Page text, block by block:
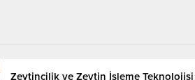
Zeytincilik ve Zeytin İşleme Teknolojisi